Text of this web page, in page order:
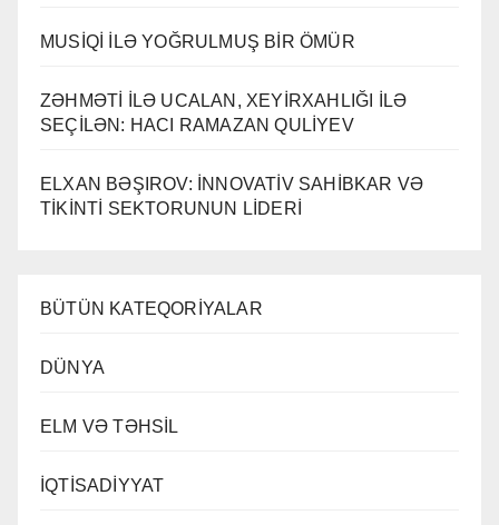
MUSİQİ İLƏ YOĞRULMUŞ BİR ÖMÜR
ZƏHMƏTİ İLƏ UCALAN, XEYİRXAHLIĞI İLƏ
SEÇİLƏN: HACI RAMAZAN QULİYEV
ELXAN BƏŞIROV: İNNOVATİV SAHİBKAR VƏ
TİKİNTİ SEKTORUNUN LİDERİ
BÜTÜN KATEQORİYALAR
DÜNYA
ELM VƏ TƏHSİL
İQTİSADİYYAT